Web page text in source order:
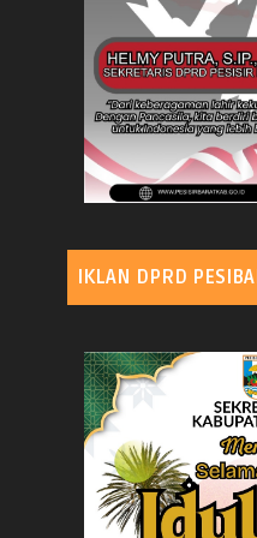
IKLAN DPRD